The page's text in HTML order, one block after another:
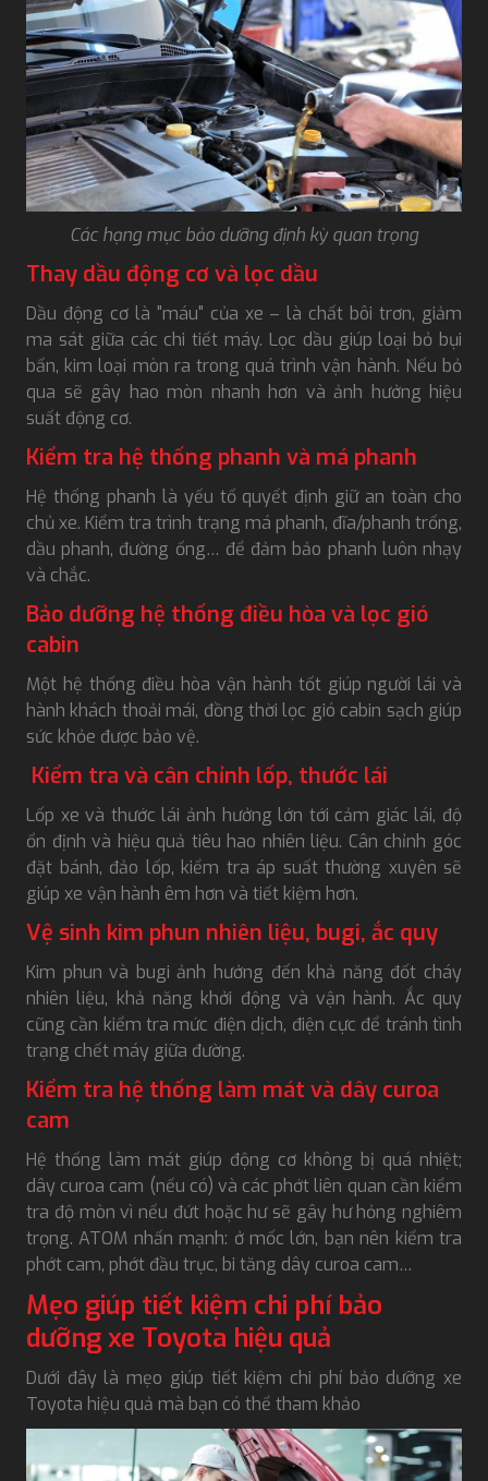
Các hạng mục bảo dưỡng định kỳ quan trọng
Thay dầu động cơ và lọc dầu
Dầu động cơ là "máu" của xe – là chất bôi trơn, giảm
ma sát giữa các chi tiết máy. Lọc dầu giúp loại bỏ bụi
bẩn, kim loại mòn ra trong quá trình vận hành. Nếu bỏ
qua sẽ gây hao mòn nhanh hơn và ảnh hưởng hiệu
suất động cơ.
Kiểm tra hệ thống phanh và má phanh
Hệ thống phanh là yếu tố quyết định giữ an toàn cho
chủ xe. Kiểm tra trình trạng má phanh, đĩa/phanh trống,
dầu phanh, đường ống… để đảm bảo phanh luôn nhạy
và chắc.
Bảo dưỡng hệ thống điều hòa và lọc gió
cabin
Một hệ thống điều hòa vận hành tốt giúp người lái và
hành khách thoải mái, đồng thời lọc gió cabin sạch giúp
sức khỏe được bảo vệ.
Kiểm tra và cân chỉnh lốp, thước lái
Lốp xe và thước lái ảnh hưởng lớn tới cảm giác lái, độ
ổn định và hiệu quả tiêu hao nhiên liệu. Cân chỉnh góc
đặt bánh, đảo lốp, kiểm tra áp suất thường xuyên sẽ
giúp xe vận hành êm hơn và tiết kiệm hơn.
Vệ sinh kim phun nhiên liệu, bugi, ắc quy
Kim phun và bugi ảnh hưởng đến khả năng đốt cháy
nhiên liệu, khả năng khởi động và vận hành. Ắc quy
cũng cần kiểm tra mức điện dịch, điện cực để tránh tình
trạng chết máy giữa đường.
Kiểm tra hệ thống làm mát và dây curoa
cam
Hệ thống làm mát giúp động cơ không bị quá nhiệt;
dây curoa cam (nếu có) và các phớt liên quan cần kiểm
tra độ mòn vì nếu đứt hoặc hư sẽ gây hư hỏng nghiêm
trọng. ATOM nhấn mạnh: ở mốc lớn, bạn nên kiểm tra
phớt cam, phớt đầu trục, bi tăng dây curoa cam…
Mẹo giúp tiết kiệm chi phí bảo
dưỡng xe Toyota hiệu quả
Dưới đây là mẹo giúp tiết kiệm chi phí bảo dưỡng xe
Toyota hiệu quả mà bạn có thể tham khảo